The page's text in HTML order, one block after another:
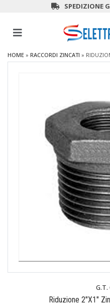
SPEDIZIONE
HOME » RACCORDI ZINCATI »
G.T.
Riduzione 2"X1"